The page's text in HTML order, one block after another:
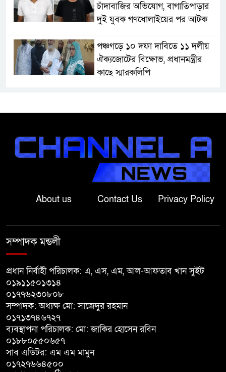
চাঁদাবাজির অভিযোগ, বাগাতিপাড়ার
দুই যুবক গণধোলাইয়ের পর আটক
পঞ্চগড়ে ১০ দফা দাবিতে ১১ দলীয়
ঐক্যজোটের বিক্ষোভ, প্রধানমন্ত্রীর
কাছে স্মারকলিপি
ঘণ্টার ব্যবধানে স্ত্রীরও মৃত্যু, শোকে
বাংলাদেশের মাটিতে আর কোনোদিন
ফ্যাসিস্টের স্থান হবে না: নাটোরে হুইপ
দুলু
লালপুরে নারীর ১ লাখ ৮০ হাজার টাকা
অভিযোগে বাগাতিপাড়ায় মানববন্ধন
সমাপনী ও পুরস্কার বিতরণ
About us Contact Us Privacy Policy
সম্পাদক মন্ডলী
প্রধান নির্বাহী পরিচালক: এ, এস, এম, আল-আফতাব খান সুইট
০১৯১১৫০১৩১৪
০১৭৭৬২৩০৮০৮
সম্পাদক: অধ্যক্ষ মো: সাজেদুর রহমান
০১৭১৩৭৪৬৭২৭
ব্যবস্থাপনা পরিচালক: মো: জাকির হোসেন রবিন
০১৮৮০৫৫০৬৫৭
সাব এডিটর: এম এম মামুন
০১৭২৭৬৬৪৫০০